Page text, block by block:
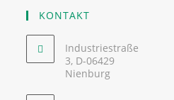
KONTAKT
Industriestraße
3, D-06429
Nienburg